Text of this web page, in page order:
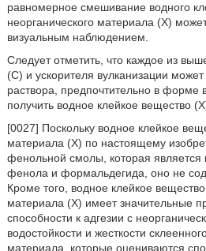
равномерное смешивание водного
неорганического материала (X)
визуальным наблюдением.
Следует отметить, что каждое из
(C) и ускорителя вулканизации
раствора, предпочтительно в форме
получить водное клейкое вещество
[0027] Поскольку водное клейкое
материала (X) по настоящему
фенольной смолы, которая является
фенола и формальдегида, оно не
Кроме того, водное клейкое
материала (X) имеет значительные
способности к адгезии с
водостойкости и жесткости
материала, которые оцениваются